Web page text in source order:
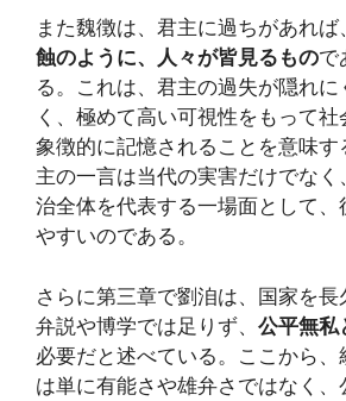
また魏徴は、君主に過ちがあれば
蝕のように、人々が皆見るもので
る。これは、君主の過失が隠れに
く、極めて高い可視性をもって社
象徴的に記憶されることを意味す
主の一言は当代の実害だけでな
治全体を代表する一場面として、
やすいのである。
さらに第三章で劉洎は、国家を長
弁説や博学では足りず、 公平無私
必要だと述べている。ここから、
は単に有能さや雄弁さではなく、